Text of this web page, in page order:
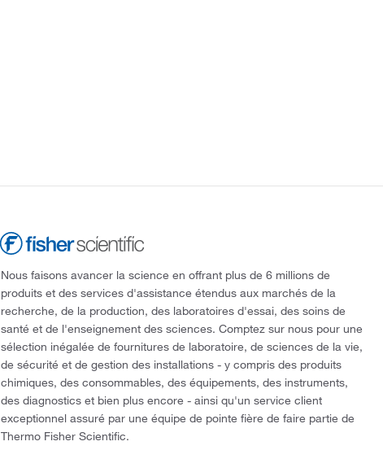
Nous faisons avancer la science en offrant plus de 6 millions de
produits et des services d'assistance étendus aux marchés de la
recherche, de la production, des laboratoires d'essai, des soins de
santé et de l'enseignement des sciences. Comptez sur nous pour une
sélection inégalée de fournitures de laboratoire, de sciences de la vie,
de sécurité et de gestion des installations - y compris des produits
chimiques, des consommables, des équipements, des instruments,
des diagnostics et bien plus encore - ainsi qu'un service client
exceptionnel assuré par une équipe de pointe fière de faire partie de
Thermo Fisher Scientific.